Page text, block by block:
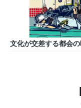
文化が交差する都会の